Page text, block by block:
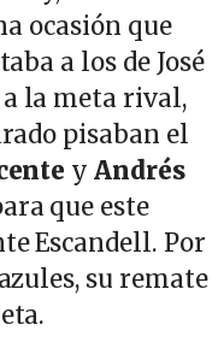
ocasión que
a los de José
la meta rival,
pisaban el
yAndrés
que este
Escandell. Por
su remate